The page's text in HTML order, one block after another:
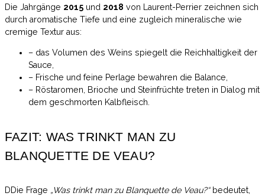
Die Jahrgänge 2015 und 2018 von Laurent-Perrier zeichnen sich
durch aromatische Tiefe und eine zugleich mineralische wie
cremige Textur aus:
– das Volumen des Weins spiegelt die Reichhaltigkeit der
Sauce,
– Frische und feine Perlage bewahren die Balance,
– Röstaromen, Brioche und Steinfrüchte treten in Dialog mit
dem geschmorten Kalbfleisch.
FAZIT: WAS TRINKT MAN ZU
BLANQUETTE DE VEAU?
DDie Frage „Was trinkt man zu Blanquette de Veau?“bedeutet,